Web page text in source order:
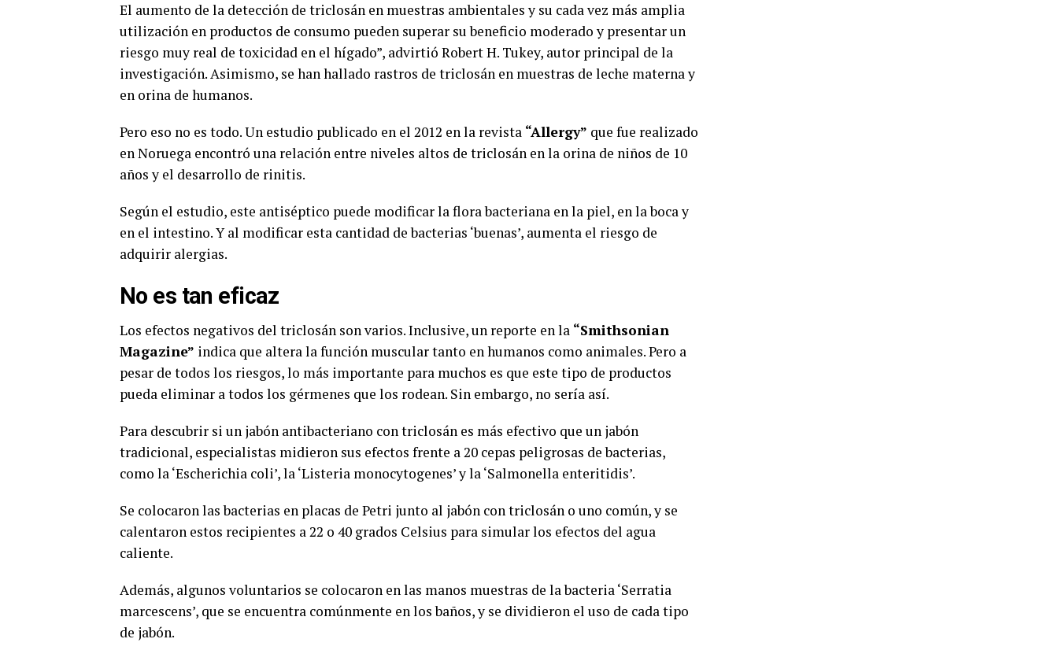
El aumento de la detección de triclosán en muestras ambientales y su cada vez más amplia
utilización en productos de consumo pueden superar su beneficio moderado y presentar un
riesgo muy real de toxicidad en el hígado”, advirtió Robert H. Tukey, autor principal de la
investigación. Asimismo, se han hallado rastros de triclosán en muestras de leche materna y
en orina de humanos.
Pero eso no es todo. Un estudio publicado en el 2012 en la revista “Allergy” que fue realizado
en Noruega encontró una relación entre niveles altos de triclosán en la orina de niños de 10
años y el desarrollo de rinitis.
Según el estudio, este antiséptico puede modificar la flora bacteriana en la piel, en la boca y
en el intestino. Y al modificar esta cantidad de bacterias ‘buenas’, aumenta el riesgo de
adquirir alergias.
No es tan eficaz
Los efectos negativos del triclosán son varios. Inclusive, un reporte en la “Smithsonian
Magazine” indica que altera la función muscular tanto en humanos como animales. Pero a
pesar de todos los riesgos, lo más importante para muchos es que este tipo de productos
pueda eliminar a todos los gérmenes que los rodean. Sin embargo, no sería así.
Para descubrir si un jabón antibacteriano con triclosán es más efectivo que un jabón
tradicional, especialistas midieron sus efectos frente a 20 cepas peligrosas de bacterias,
como la ‘Escherichia coli’, la ‘Listeria monocytogenes’ y la ‘Salmonella enteritidis’.
Se colocaron las bacterias en placas de Petri junto al jabón con triclosán o uno común, y se
calentaron estos recipientes a 22 o 40 grados Celsius para simular los efectos del agua
caliente.
Además, algunos voluntarios se colocaron en las manos muestras de la bacteria ‘Serratia
marcescens’, que se encuentra comúnmente en los baños, y se dividieron el uso de cada tipo
de jabón.